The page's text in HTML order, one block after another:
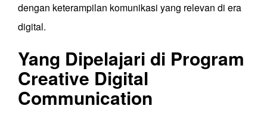
dengan keterampilan komunikasi yang relevan di era
digital.
Yang Dipelajari di Program
Creative Digital
Communication